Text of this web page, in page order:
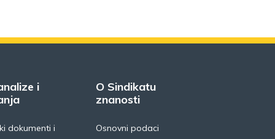
i
dokumenti i
O Sindikatu
znanosti
Osnovni podaci